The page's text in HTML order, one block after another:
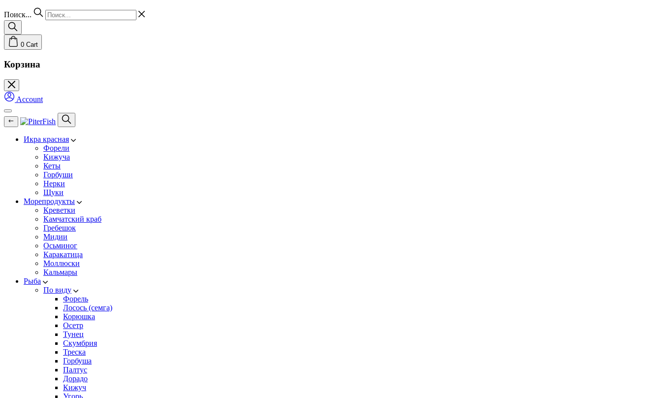
Поиск...
0 Cart
Корзина
Account
Икра красная
Форели
Кижуча
Кеты
Горбуши
Нерки
Щуки
Морепродукты
Креветки
Камчатский краб
Гребешок
Мидии
Осьминог
Каракатица
Моллюски
Кальмары
Рыба
По виду
Форель
Лосось (семга)
Корюшка
Осетр
Тунец
Скумбрия
Треска
Горбуша
Палтус
Дорадо
Кижуч
Угорь